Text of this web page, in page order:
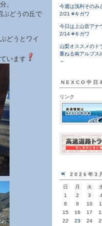
。
ぶどうの丘で
どうとワイ
います
今週は浅利そのみ
2/21 #キガワ
今日は上山音アナ
2/14 #キガワ
山梨オススメのド
重ねる南アルプス
～
NEXCO中日
リンク
« 2026年3
日 月 火
1
2 3
8
9 10
15
16 17
22
23 24